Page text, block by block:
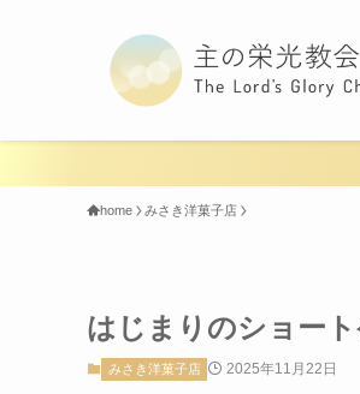
home みさき洋菓子店
はじまりのショー
みさき洋菓子店 2025年11月22日